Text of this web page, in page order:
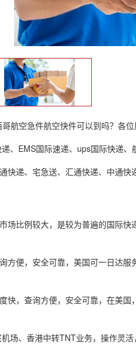
航空急件航空快件可以到吗？各
、EMS国际速递、ups国际快递、
递、宅急送、汇通快递、中通快
比例较大，是较为普遍的国际
便，安全可靠，美国可一日达服
，查询方便，安全可靠，在美国
场、香港中转TNT业务，操作灵活